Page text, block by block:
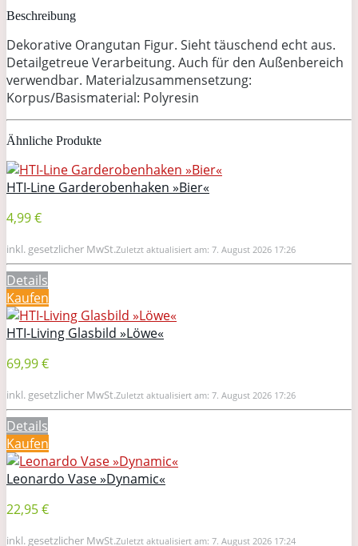
Beschreibung
Dekorative Orangutan Figur. Sieht täuschend echt aus.
Detailgetreue Verarbeitung. Auch für den Außenbereich
verwendbar. Materialzusammensetzung:
Korpus/Basismaterial: Polyresin
Ähnliche Produkte
HTI-Line Garderobenhaken »Bier«
4,99 €
inkl. gesetzlicher MwSt.Zuletzt aktualisiert am: 7. August 2026 17:26
Details
Kaufen
HTI-Living Glasbild »Löwe«
69,99 €
inkl. gesetzlicher MwSt.Zuletzt aktualisiert am: 7. August 2026 17:26
Details
Kaufen
Leonardo Vase »Dynamic«
22,95 €
inkl. gesetzlicher MwSt.Zuletzt aktualisiert am: 7. August 2026 17:24